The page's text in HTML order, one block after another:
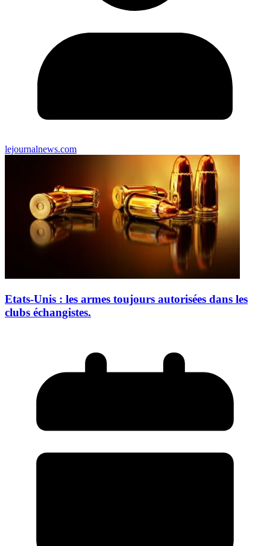
lejournalnews.com
Etats-Unis : les armes toujours autorisées dans les
clubs échangistes.